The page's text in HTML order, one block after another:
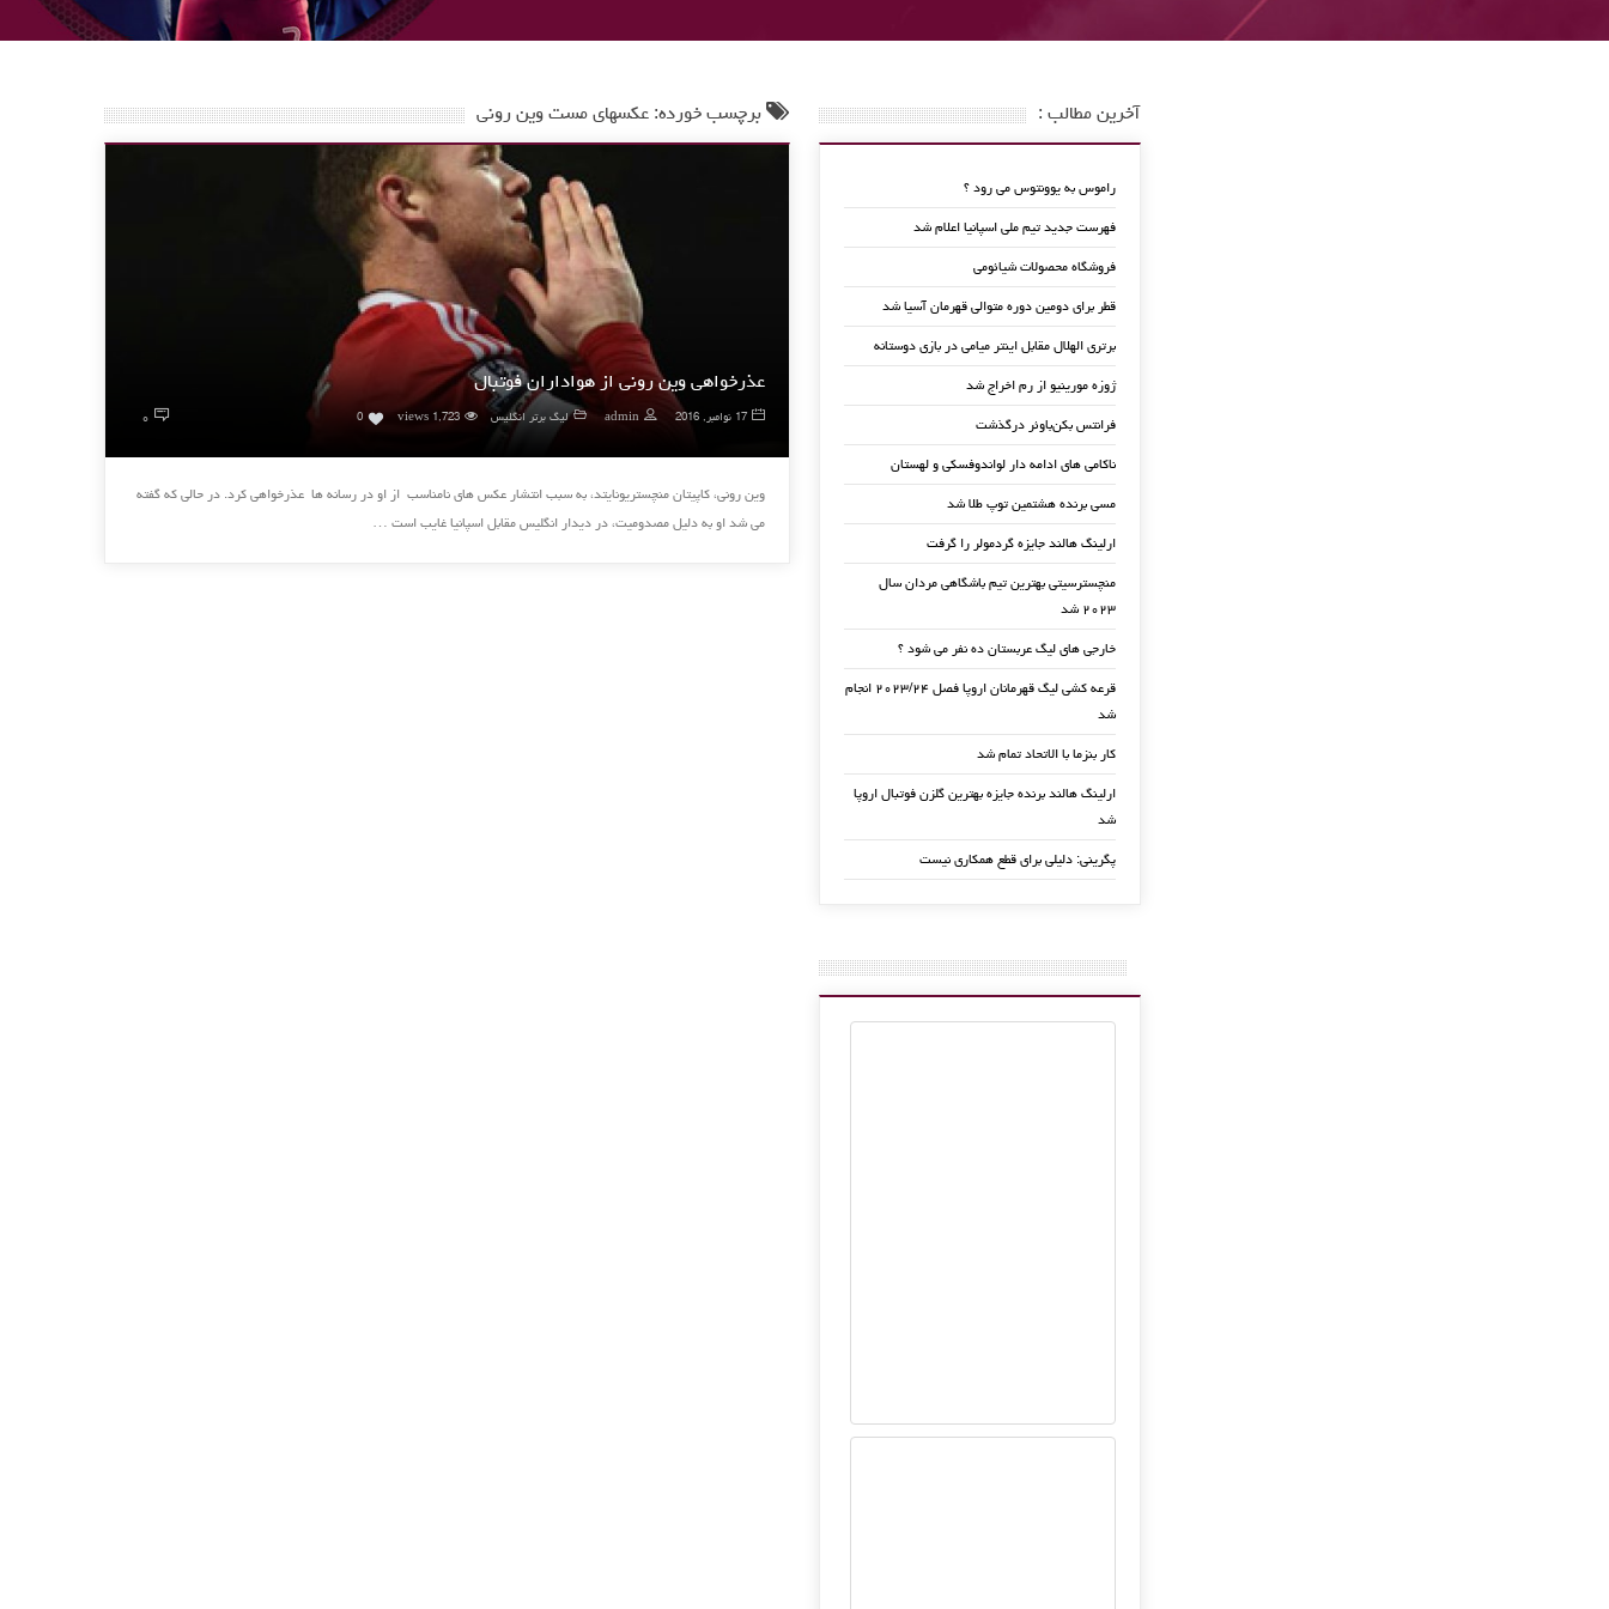
برچسب خورده: عکسهای مست وین رونی
عذرخواهی وین رونی از هواداران فوتبال
17 نوامبر, 2016 admin لیگ برتر انگلیس 1,723 views
0 ۰
وین رونی، کاپیتان منچستریونایتد، به سبب انتشار عکس های نامناسب از او در رسانه ها عذرخواهی کرد. در حالی که گفته
می شد او به دلیل مصدومیت، در دیدار انگلیس مقابل اسپانیا غایب است …
آخرین مطالب :
راموس به یوونتوس می رود ؟
فهرست جدید تیم ملی اسپانیا اعلام شد
فروشگاه محصولات شیائومی
قطر برای دومین دوره متوالی قهرمان آسیا شد
برتری الهلال مقابل اینتر میامی در بازی دوستانه
ژوزه مورینیو از رم اخراج شد
فرانتس بکن‌باوئر درگذشت
ناکامی های ادامه دار لواندوفسکی و لهستان
مسی برنده هشتمین توپ طلا شد
ارلینگ هالند جایزه گردمولر را گرفت
منچسترسیتی بهترین تیم باشگاهی مردان سال
۲۰۲۳ شد
خارجی های لیگ عربستان ده نفر می شود ؟
قرعه کشی لیگ قهرمانان اروپا فصل ۲۰۲۳/۲۴ انجام
شد
کار بنزما با الاتحاد تمام شد
ارلینگ هالند برنده جایزه بهترین گلزن فوتبال اروپا
شد
پگرینی: دلیلی برای قطع همکاری نیست